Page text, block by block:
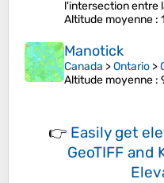
l'intersection entre
Altitude moyenne :
Manotick
Canada >Ontario >
Altitude moyenne :
👉 Easily get
GeoTIFF and